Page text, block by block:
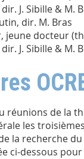
J. Sibille & M.
dir. M. Bras
jeune docteur
J. Sibille & M.
réunions de la
les
la recherche
ci-dessous